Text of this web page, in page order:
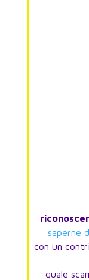
saperne
con un
quale